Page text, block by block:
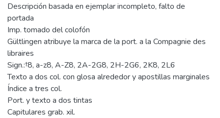
Descripción basada en ejemplar incompleto, falto de
portada
Imp. tomado del colofón
Gültlingen atribuye la marca de la port. a la Compagnie des
libraires
Sign.:†8, a-z8, A-Z8, 2A-2G8, 2H-2G6, 2K8, 2L6
Texto a dos col. con glosa alrededor y apostillas marginales
Índice a tres col.
Port. y texto a dos tintas
Capitulares grab. xil.